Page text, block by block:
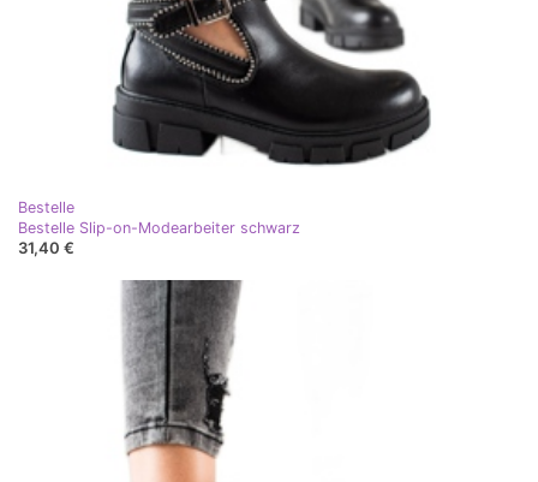
Bestelle
Bestelle Slip-on-Modearbeiter schwarz
31,40 €